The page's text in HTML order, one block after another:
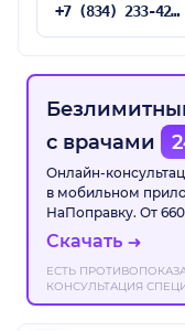
+7 (834) 233-42-22
с врачами
Онлайн-
в мобильном
НаПоправку. От
Скачать
ЕСТЬ
КОНСУЛЬТАЦИЯ